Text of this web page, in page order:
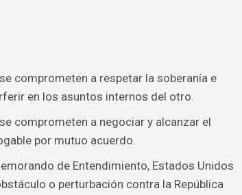
comprometen a respetar la soberanía e
en los asuntos internos del otro.
comprometen a negociar y alcanzar el
por mutuo acuerdo.
de Entendimiento, Estados Unidos
o perturbación contra la República